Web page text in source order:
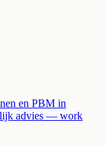
en PBM in
advies — work